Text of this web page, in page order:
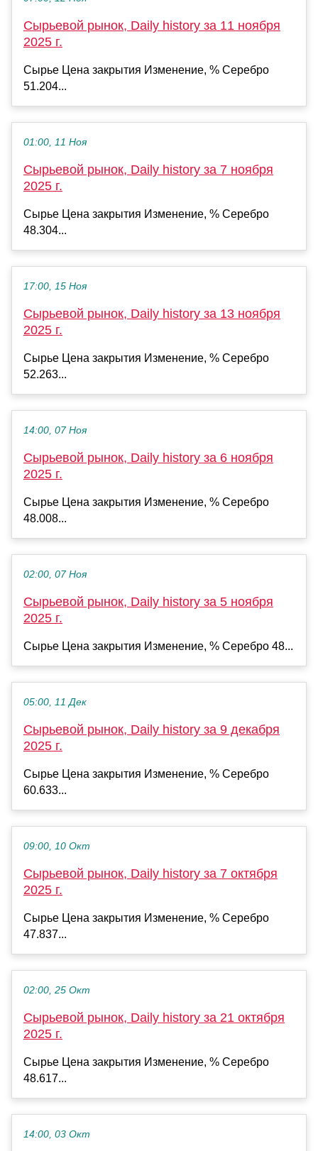
Сырьевой рынок, Daily history за 11 ноября
2025 г.
Сырье Цена закрытия Изменение, % Серебро
51.204...
01:00, 11 Ноя
Сырьевой рынок, Daily history за 7 ноября
2025 г.
Сырье Цена закрытия Изменение, % Серебро
48.304...
17:00, 15 Ноя
Сырьевой рынок, Daily history за 13 ноября
2025 г.
Сырье Цена закрытия Изменение, % Серебро
52.263...
14:00, 07 Ноя
Сырьевой рынок, Daily history за 6 ноября
2025 г.
Сырье Цена закрытия Изменение, % Серебро
48.008...
02:00, 07 Ноя
Сырьевой рынок, Daily history за 5 ноября
2025 г.
Сырье Цена закрытия Изменение, % Серебро 48...
05:00, 11 Дек
Сырьевой рынок, Daily history за 9 декабря
2025 г.
Сырье Цена закрытия Изменение, % Серебро
60.633...
09:00, 10 Окт
Сырьевой рынок, Daily history за 7 октября
2025 г.
Сырье Цена закрытия Изменение, % Серебро
47.837...
02:00, 25 Окт
Сырьевой рынок, Daily history за 21 октября
2025 г.
Сырье Цена закрытия Изменение, % Серебро
48.617...
14:00, 03 Окт